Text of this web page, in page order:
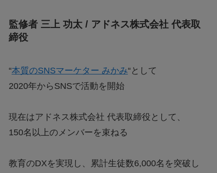
監修者 三上 功太 / アドネス株式会社 代表取
締役
“本質のSNSマーケター みかみ“として
2020年からSNSで活動を開始
現在はアドネス株式会社 代表取締役として、
150名以上のメンバーを束ねる
教育のDXを実現し、累計生徒数6,000名を突破し